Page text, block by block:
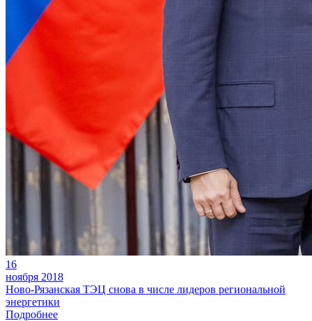
16
ноября 2018
Ново-Рязанская ТЭЦ снова в числе лидеров региональной
энергетики
Подробнее